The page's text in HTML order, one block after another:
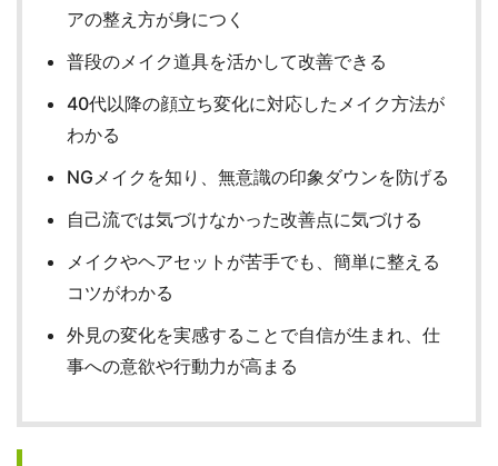
アの整え方が身につく
普段のメイク道具を活かして改善できる
40代以降の顔立ち変化に対応したメイク方法が
わかる
NGメイクを知り、無意識の印象ダウンを防げる
自己流では気づけなかった改善点に気づける
メイクやヘアセットが苦手でも、簡単に整える
コツがわかる
外見の変化を実感することで自信が生まれ、仕
事への意欲や行動力が高まる